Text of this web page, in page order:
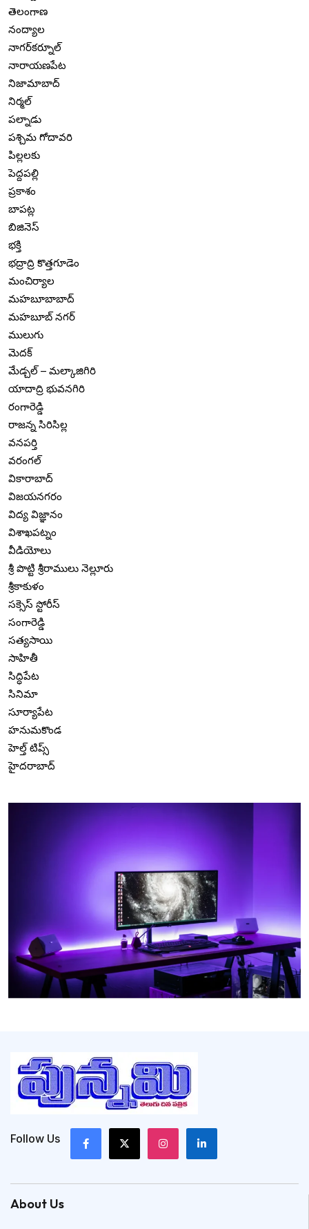
తెలంగాణ
నంద్యాల
నాగర్‌కర్నూల్
నారాయణపేట
నిజామాబాద్
నిర్మల్
పల్నాడు
పశ్చిమ గోదావరి
పిల్లలకు
పెద్దపల్లి
ప్రకాశం
బాపట్ల
బిజినెస్
భక్తి
భద్రాద్రి కొత్తగూడెం
మంచిర్యాల
మహబూబాబాద్
మహబూబ్ నగర్
ములుగు
మెదక్
మేడ్చల్ – మల్కాజిగిరి
యాదాద్రి భువనగిరి
రంగారెడ్డి
రాజన్న సిరిసిల్ల
వనపర్తి
వరంగల్
వికారాబాద్
విజయనగరం
విద్య విజ్ఞానం
విశాఖపట్నం
వీడియోలు
శ్రీ పొట్టి శ్రీరాములు నెల్లూరు
శ్రీకాకుళం
సక్సెస్ స్టోరీస్
సంగారెడ్డి
సత్యసాయి
సాహితీ
సిద్ధిపేట
సినిమా
సూర్యాపేట
హనుమకొండ
హెల్త్ టిప్స్
హైదరాబాద్
Follow Us
About Us